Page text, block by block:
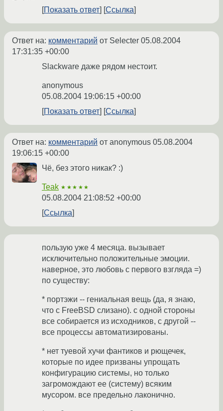
Показать ответ
Ссылка
Ответ на: комментарий от Selecter 05.08.2004
17:31:35 +00:00
Slackware даже рядом нестоит.
anonymous
05.08.2004 19:06:15 +00:00
Показать ответ
Ссылка
Ответ на: комментарий от anonymous 05.08.2004
19:06:15 +00:00
Чё, без этого никак? :)
Teak ★★★★★
05.08.2004 21:08:52 +00:00
Ссылка
пользую уже 4 месяца. вызывает
исключительно положительные эмоции.
наверное, это любовь с первого взгляда =)
по существу:
* портэжи -- гениальная вещь (да, я знаю,
что с FreeBSD слизано). с одной стороны
все собирается из исходников, с другой --
все процессы автоматизированы.
* нет туевой хучи фантиков и рющечек,
которые по идее призваны упрощать
конфигурацию системы, но только
загромождают ее (систему) всяким
мусором. все предельно лаконично.